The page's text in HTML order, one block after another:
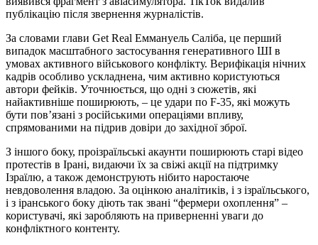
публікацію після звернення журналістів.
За словами глави Get Real Еммануель Саліба, це перший
випадок масштабного застосування генеративного ШІ в
умовах активного військового конфлікту. Верифікація нічних
кадрів особливо ускладнена, чим активно користуються
автори фейків. Уточнюється, що одні з сюжетів, які
найактивніше поширюють, – це удари по F-35, які можуть
бути пов’язані з російськими операціями впливу,
спрямованими на підрив довіри до західної зброї.
З іншого боку, проізраїльські акаунти поширюють старі відео
протестів в Ірані, видаючи їх за свіжі акції на підтримку
Ізраїлю, а також демонструють нібито наростаюче
невдоволення владою. За оцінкою аналітиків, і з ізраїльського,
і з іранського боку діють так звані “фермери охоплення” –
користувачі, які заробляють на приверненні уваги до
конфліктного контенту.